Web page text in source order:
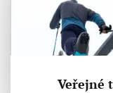
Veřejné